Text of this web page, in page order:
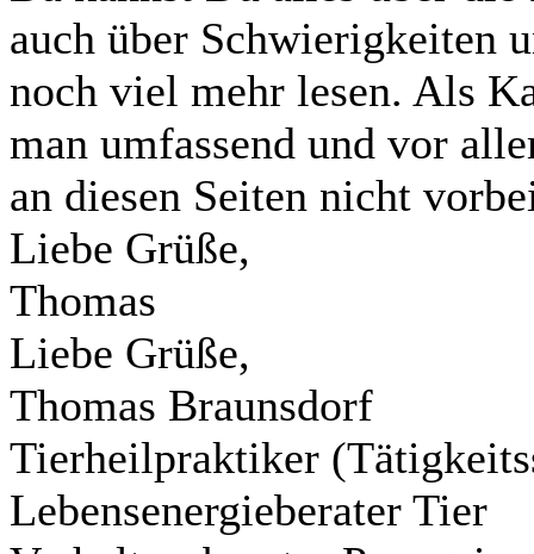
auch über Schwierigkeiten
noch viel mehr lesen. Als
man umfassend und vor
an diesen Seiten nicht
Liebe Grüße,
Thomas
Liebe Grüße,
Thomas Braunsdorf
Tierheilpraktiker
Lebensenergieberater Tier